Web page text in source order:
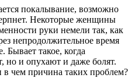
покалывание, возможно
Некоторые женщины
руки немели так, как
непродолжительное время
такое, когда
но и опухают и даже болят.
чем причина таких проблем?